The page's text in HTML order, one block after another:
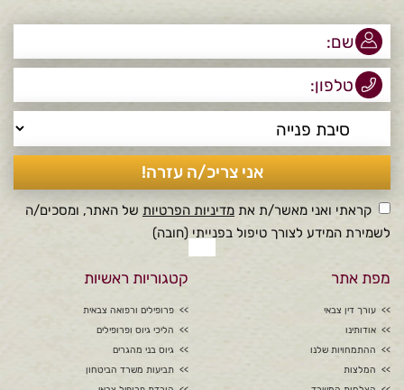
קראתי ואני מאשר/ת את מדיניות הפרטיות של האתר, ומסכים/ה
לשמירת המידע לצורך טיפול בפנייתי (חובה)
מפת אתר
עורך דין צבאי
אודותינו
ההתמחויות שלנו
המלצות
קטגוריות ראשיות
פרופילים ורפואה צבאית
הליכי גיוס ופרופילים
גיוס בני מהגרים
תביעות משרד הביטחון